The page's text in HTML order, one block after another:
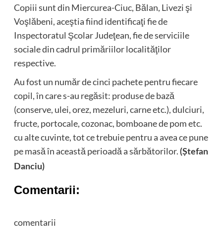
Copiii sunt din Miercurea-Ciuc, Bălan, Livezi şi
Voşlăbeni, aceştia fiind identificaţi fie de
Inspectoratul Şcolar Judeţean, fie de serviciile
sociale din cadrul primăriilor localităţilor
respective.
Au fost un număr de cinci pachete pentru fiecare
copil, în care s-au regăsit: produse de bază
(conserve, ulei, orez, mezeluri, carne etc.), dulciuri,
fructe, portocale, cozonac, bomboane de pom etc.
cu alte cuvinte, tot ce trebuie pentru a avea ce pune
pe masă în această perioadă a sărbătorilor. (Ştefan
Danciu)
Comentarii:
comentarii